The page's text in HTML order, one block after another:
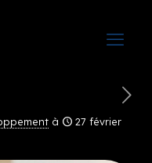
à
27 février